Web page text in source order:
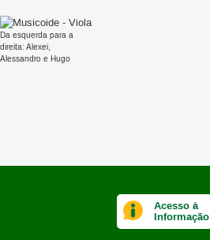
Da esquerda para a
direita: Alexei,
Alessandro e Hugo
Acesso à
Informação